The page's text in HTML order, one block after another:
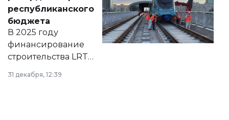
правовых актов и
на сайте маслихат
города.
республиканского
бюджета
В 2025 году
финансирование
строительства LRT
в Астане из
республиканского
31 декабря, 12:39